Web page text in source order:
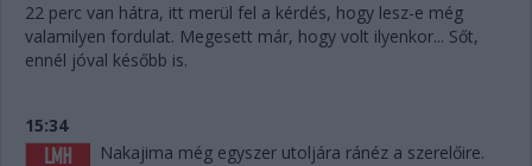
22 perc van hátra, itt merül fel a kérdés, hogy lesz-e még
valamilyen fordulat. Megesett már, hogy volt ilyenkor... Sőt,
ennél jóval később is.
15:34
Nakajima még egyszer utoljára ránéz a szerelőire.